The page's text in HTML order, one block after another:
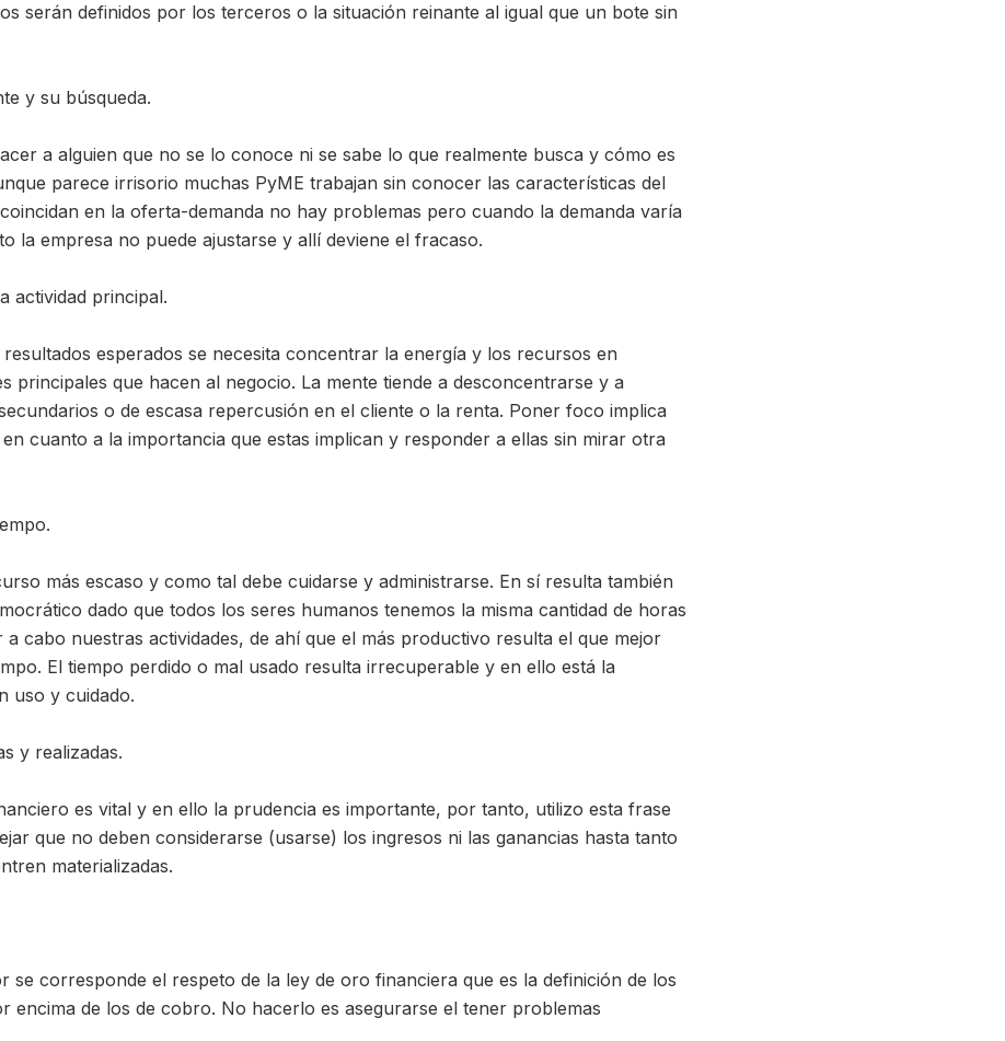
serán definidos por los terceros o la situación reinante al igual que un bote sin
y su búsqueda.
a alguien que no se lo conoce ni se sabe lo que realmente busca y cómo es
parece irrisorio muchas PyME trabajan sin conocer las características del
en la oferta-demanda no hay problemas pero cuando la demanda varía
la empresa no puede ajustarse y allí deviene el fracaso.
actividad principal.
esperados se necesita concentrar la energía y los recursos en
principales que hacen al negocio. La mente tiende a desconcentrarse y a
o de escasa repercusión en el cliente o la renta. Poner foco implica
cuanto a la importancia que estas implican y responder a ellas sin mirar otra
más escaso y como tal debe cuidarse y administrarse. En sí resulta también
dado que todos los seres humanos tenemos la misma cantidad de horas
cabo nuestras actividades, de ahí que el más productivo resulta el que mejor
El tiempo perdido o mal usado resulta irrecuperable y en ello está la
uso y cuidado.
y realizadas.
es vital y en ello la prudencia es importante, por tanto, utilizo esta frase
que no deben considerarse (usarse) los ingresos ni las ganancias hasta tanto
materializadas.
se corresponde el respeto de la ley de oro financiera que es la definición de los
encima de los de cobro. No hacerlo es asegurarse el tener problemas